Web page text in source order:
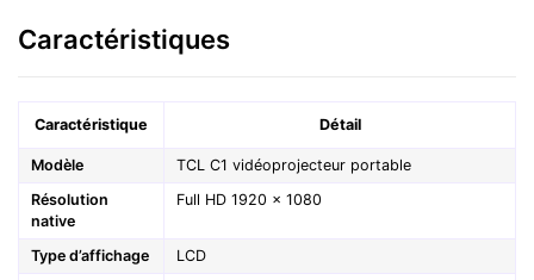
Caractéristiques
Caractéristique Détail
Modèle
TCL C1 vidéoprojecteur portable
Résolution
native
Full HD 1920 × 1080
Type d’affichage
LCD